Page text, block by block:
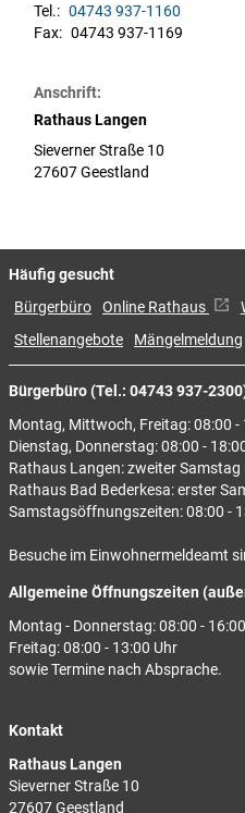
Tel.: 04743 937-1160
Fax: 04743 937-1169
Anschrift:
Rathaus Langen
Sieverner Straße 10
27607 Geestland
Bürgerbüro (Tel.: 04743 937-
Montag, Mittwoch, Freitag: 08:00 -
Dienstag, Donnerstag: 08:00 -
Rathaus Langen: zweiter
Rathaus Bad Bederkesa: erster
Samstagsöffnungszeiten: 08:00 -
Besuche im Einwohnermeldeamt
Allgemeine Öffnungszeiten
Montag - Donnerstag: 08:00 -
Freitag: 08:00 - 13:00 Uhr
sowie Termine nach Absprache.
Kontakt
Rathaus Langen
Sieverner Straße 10
27607 Geestland
Häufig gesucht
Bürgerbüro Online Rathaus
Stellenangebote
Mängelmeldung